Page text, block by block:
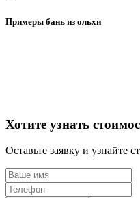
Примеры бань из ольхи
Хотите узнать
Оставьте заявку и узнайте